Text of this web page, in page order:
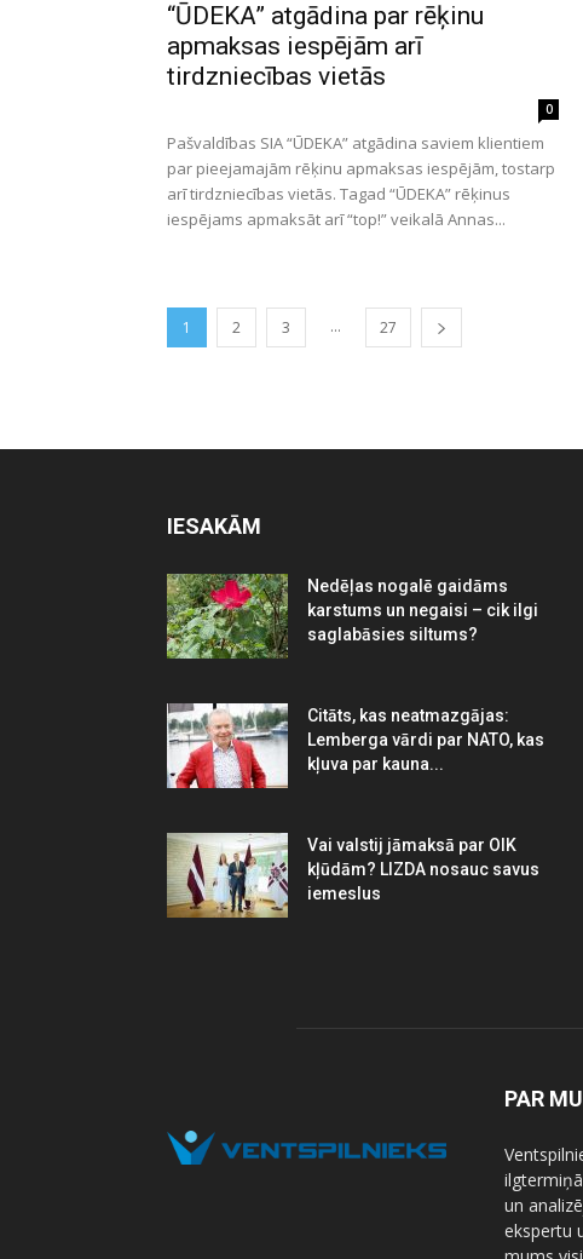
“ŪDEKA” atgādina par rēķinu
apmaksas iespējām arī
tirdzniecības vietās
0
Pašvaldības SIA “ŪDEKA” atgādina saviem klientiem
par pieejamajām rēķinu apmaksas iespējām, tostarp
arī tirdzniecības vietās. Tagad “ŪDEKA” rēķinus
iespējams apmaksāt arī “top!” veikalā Annas...
1 2 3 ... 27
IESAKĀM
Nedēļas nogalē gaidāms
karstums un negaisi – cik ilgi
saglabāsies siltums?
Citāts, kas neatmazgājas:
Lemberga vārdi par NATO, kas
kļuva par kauna...
Vai valstij jāmaksā par OIK
kļūdām? LIZDA nosauc savus
iemeslus
PAR
un
ekspertu